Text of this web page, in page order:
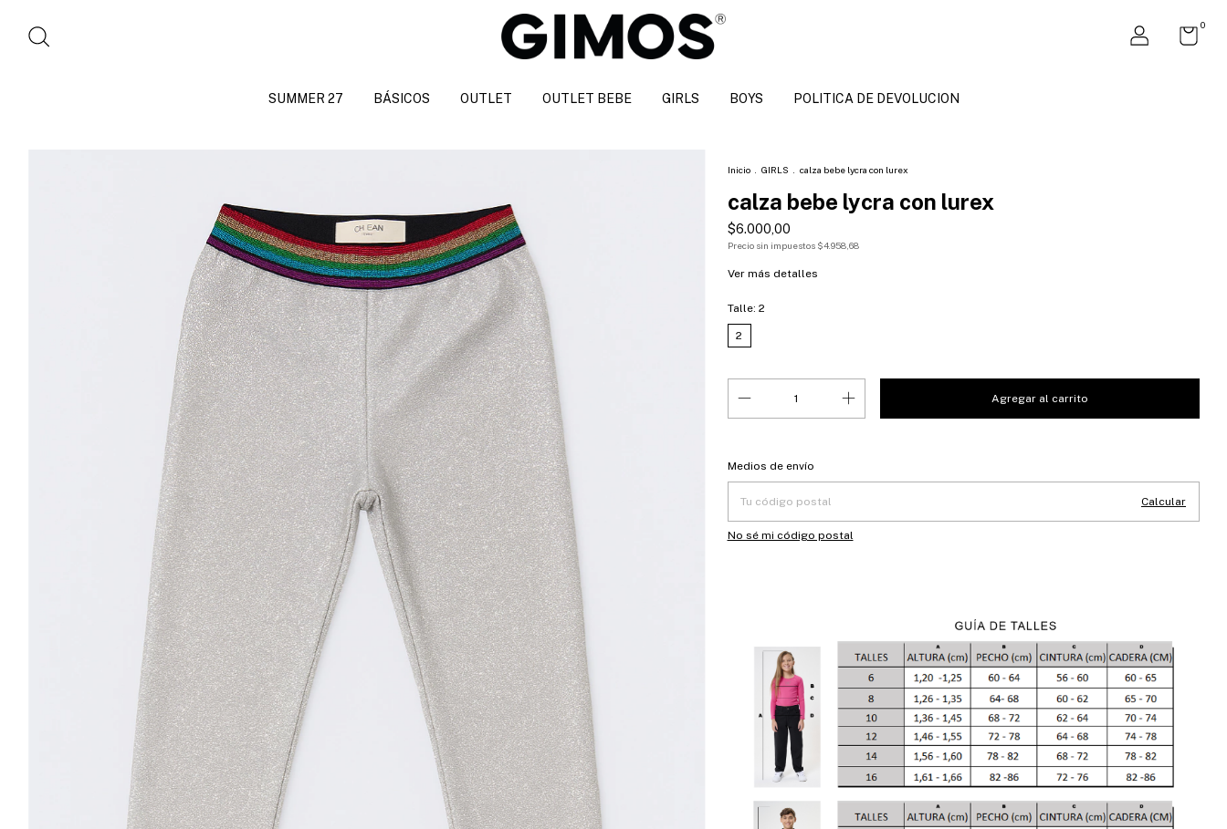
0
SUMMER 27 BÁSICOS OUTLET OUTLET BEBE GIRLS BOYS POLITICA DE DEVOLUCION
Inicio GIRLS calza bebe lycra con lurex
calza bebe lycra con lurex
$6.000,00
Precio sin impuestos $4.958,68
Ver más detalles
Talle: 2
2
Entregas para el CP:
Medios de envío
Calcular
No sé mi código postal